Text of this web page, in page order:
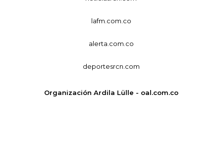
lafm.com.co
alerta.com.co
deportesrcn.com
Organización Ardila Lülle - oal.com.co